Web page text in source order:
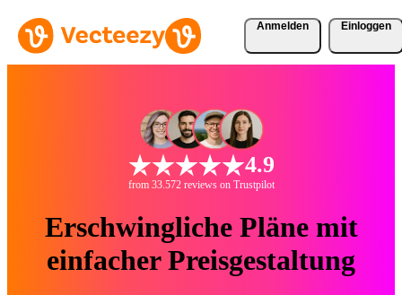
Anmelden Einloggen
4.9
from 33.572 reviews on Trustpilot
Erschwingliche Pläne mit
einfacher Preisgestaltung